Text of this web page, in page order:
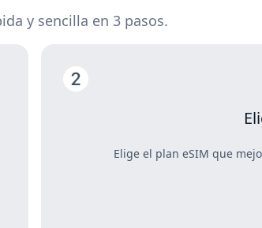
y sencilla en 3 pasos.
Elige el plan eSIM que